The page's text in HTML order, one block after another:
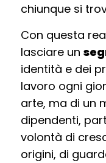
chiunque si
Con questa
lasciare un
identità e dei
lavoro ogni
arte, ma di un
dipendenti,
volontà di
origini, di